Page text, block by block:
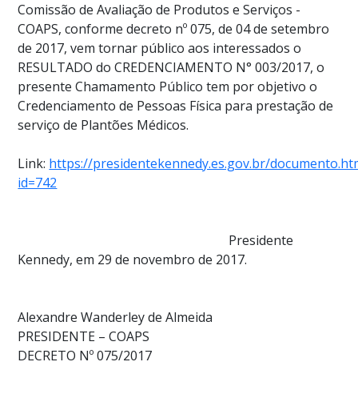
Comissão de Avaliação de Produtos e Serviços -
COAPS, conforme decreto nº 075, de 04 de setembro
de 2017, vem tornar público aos interessados o
RESULTADO do CREDENCIAMENTO N° 003/2017, o
presente Chamamento Público tem por objetivo o
Credenciamento de Pessoas Física para prestação de
serviço de Plantões Médicos.
Link: https://presidentekennedy.es.gov.br/
id=742
Presidente
Kennedy, em 29 de novembro de 2017.
Alexandre Wanderley de Almeida
PRESIDENTE – COAPS
DECRETO Nº 075/2017